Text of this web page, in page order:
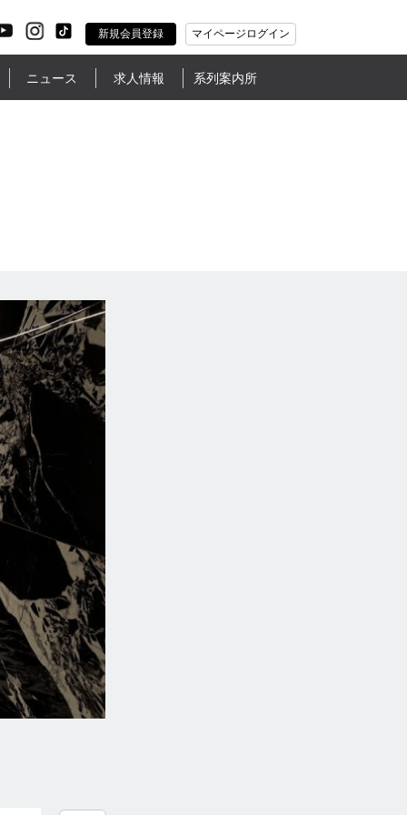
新規会員登録 マイページログイン
ニュース 求人情報 系列案内所